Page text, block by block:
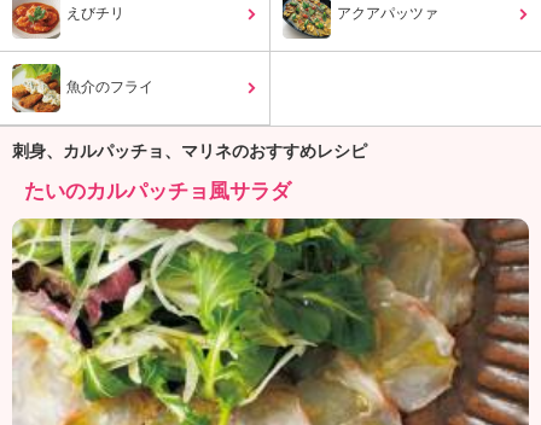
K
ュ
ー
シ
ョ
ナ
ル
「
み
ん
な
の
き
ょ
えびチリ アクアパッツァ
魚介のフライ
刺身、カルパッチョ、マリネのおすすめレシピ
たいのカルパッチョ風サラダ